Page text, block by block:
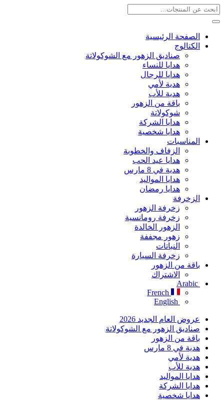
الصفحة الرئيسية
الكتالوج
صناديق الزهور مع الشوكولاتة
هدايا للنساء
هدايا للرجال
هدية لأمي
هدية للأب
باقة من الزهور
شوكولاتة
هدايا الشركة
هدايا شخصية
المناسبات
الزفاف والخطوبة
هدايا عيد الحب
هدية في 8 مارس
هدايا المواليد
هدايا رمضان
الزخرفة
زخرفة الزهور
زخرفة رومانسية
الزهور الخالدة
زهور مجففة
النباتات
زخرفة السيارة
باقة من الزهور
الاشتراك
Arabic
French
English
عروض العام الجديد 2026
صناديق الزهور مع الشوكولاتة
باقة من الزهور
هدية في 8 مارس
هدية لأمي
هدية للأب
هدايا المواليد
هدايا الشركة
هدايا شخصية